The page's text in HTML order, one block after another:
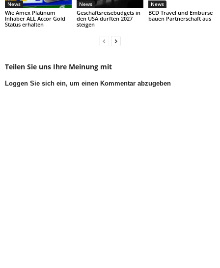
News
Wie Amex Platinum
Inhaber ALL Accor Gold
Status erhalten
News
Geschäftsreisebudgets in
den USA dürften 2027
steigen
News
BCD Travel und Emburse
bauen Partnerschaft aus
Teilen Sie uns Ihre Meinung mit
Loggen Sie sich ein, um einen Kommentar abzugeben